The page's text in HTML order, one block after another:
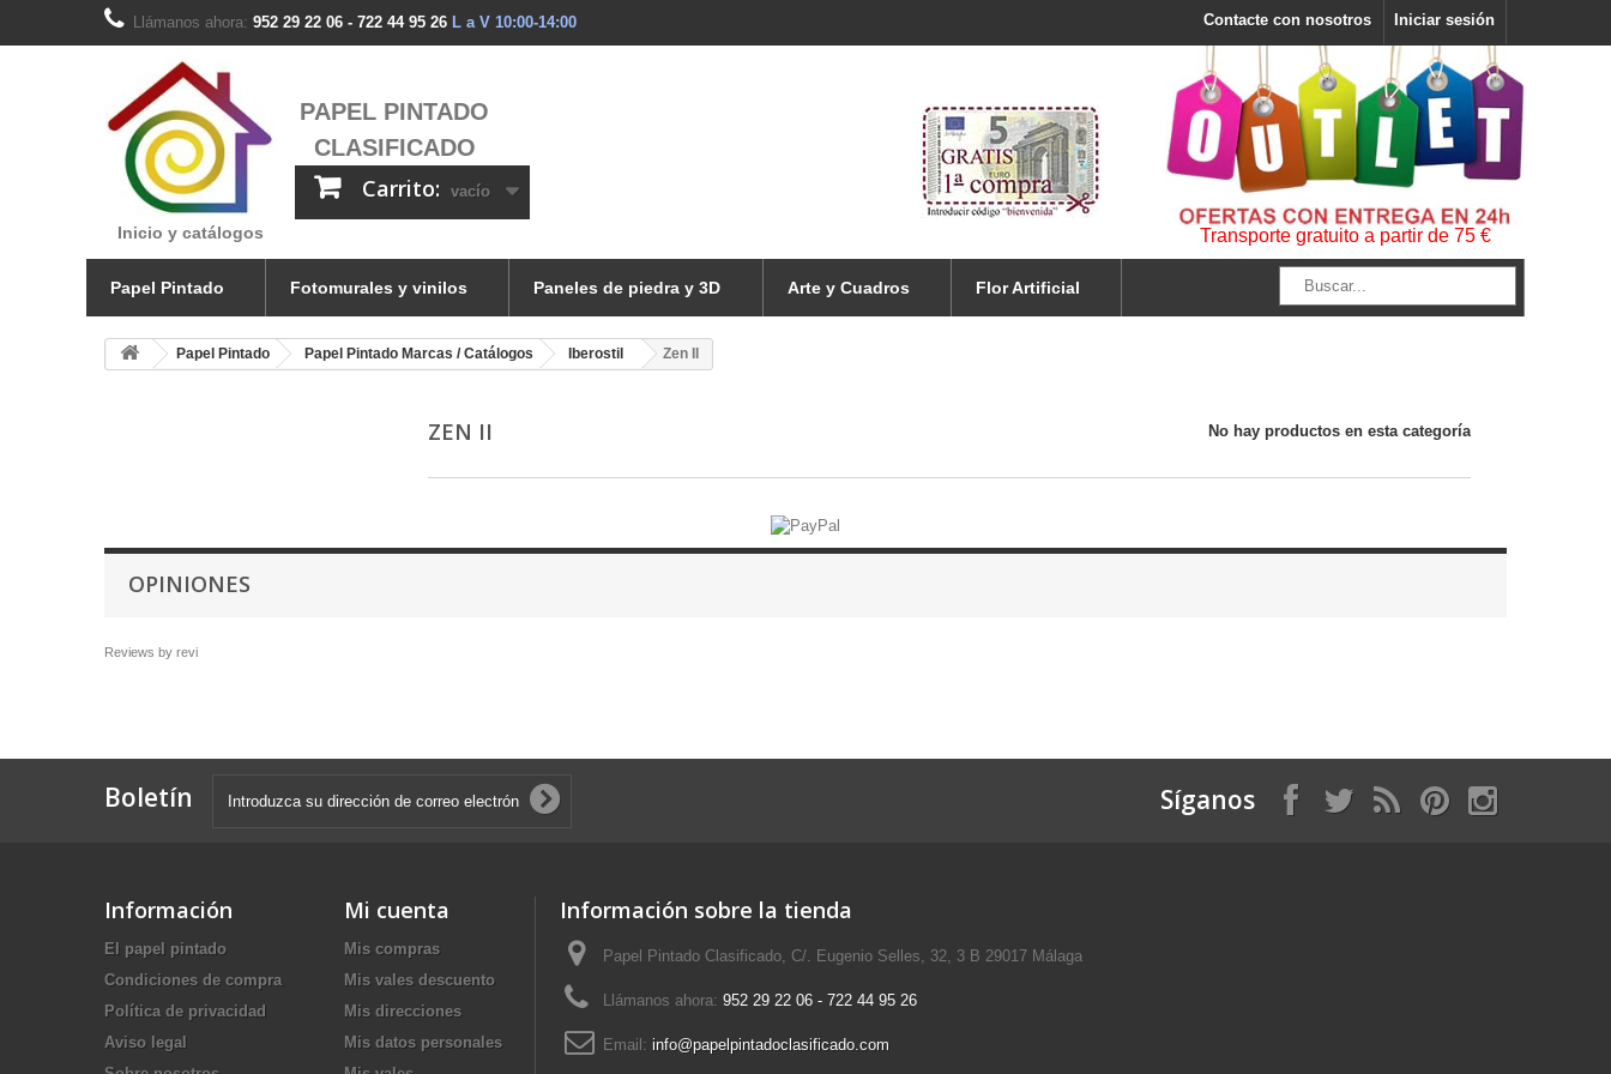
Iniciar sesión
Contacte con nosotros
Llámanos ahora: 952 29 22 06 - 722 44 95 26 L a V 10:00-14:00
Inicio y catálogos
PAPEL PINTADO
CLASIFICADO
Transporte gratuito a partir de 75 €
Carrito: vacío
Papel Pintado Fotomurales y vinilos Paneles de piedra y 3D Arte y Cuadros Flor Artificial
Papel Pintado Papel Pintado Marcas / Catálogos Iberostil Zen II
ZEN II No hay productos en esta categoría
OPINIONES
Reviews by revi
Boletín Síganos
Información
El papel pintado
Condiciones de compra
Política de privacidad
Aviso legal
Mi cuenta
Mis compras
Mis vales descuento
Mis direcciones
Mis datos personales
Información sobre la tienda
Papel Pintado Clasificado, C/. Eugenio Selles, 32, 3 B 29017 Málaga
Llámanos ahora: 952 29 22 06 - 722 44 95 26
Email: info@papelpintadoclasificado.com